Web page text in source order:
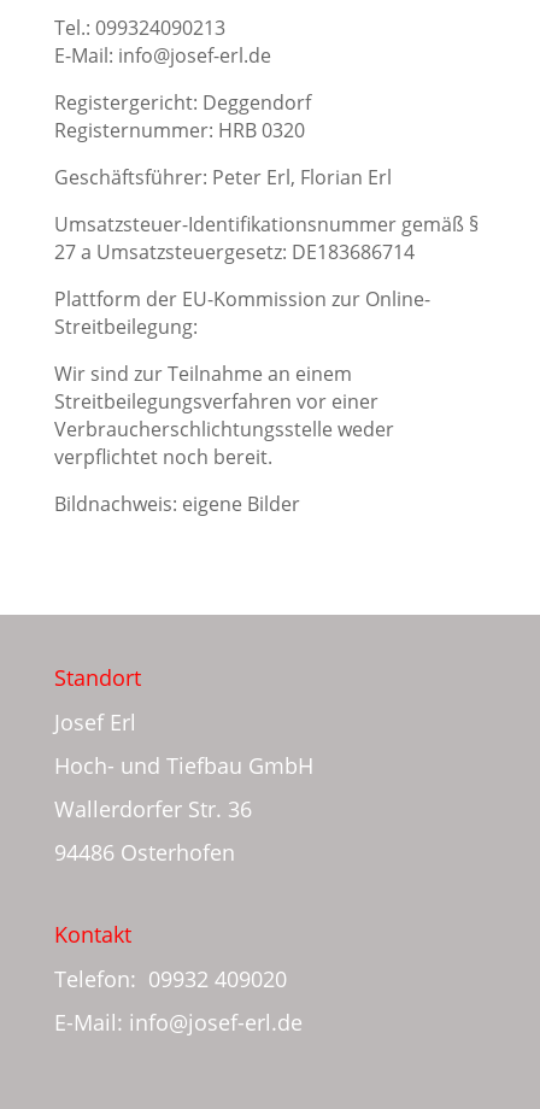
Tel.: 099324090213
E-Mail: info@josef-erl.de
Registergericht: Deggendorf
Registernummer: HRB 0320
Geschäftsführer: Peter Erl, Florian Erl
Umsatzsteuer-Identifikationsnummer gemäß §
27 a Umsatzsteuergesetz: DE183686714
Plattform der EU-Kommission zur Online-
Streitbeilegung:
Wir sind zur Teilnahme an einem
Streitbeilegungsverfahren vor einer
Verbraucherschlichtungsstelle weder
verpflichtet noch bereit.
Bildnachweis: eigene Bilder
Standort
Josef Erl
Hoch- und Tiefbau GmbH
Wallerdorfer Str. 36
94486 Osterhofen
Kontakt
Telefon: 09932 409020
E-Mail: info@josef-erl.de